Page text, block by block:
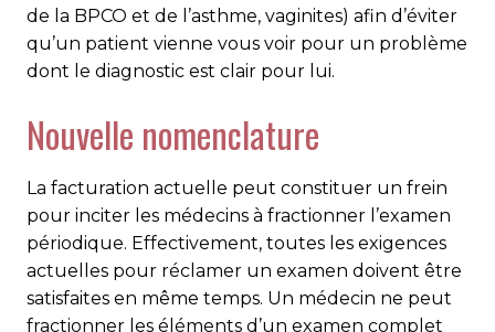
de la BPCO et de l’asthme, vaginites) afin d’éviter
qu’un patient vienne vous voir pour un problème
dont le diagnostic est clair pour lui.
Nouvelle nomenclature
La facturation actuelle peut constituer un frein
pour in­ci­ter les médecins à fractionner l’examen
périodique. Effec­ti­ve­ment, toutes les exigences
actuelles pour réclamer un examen doivent être
satisfaites en même temps. Un médecin ne peut
fractionner les éléments d’un examen complet